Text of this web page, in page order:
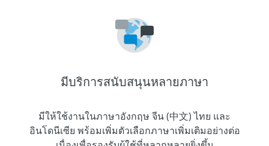
มีบริการสนับสนุนหลายภาษา
มีให้ใช้งานในภาษาอังกฤษ จีน (中文) ไทย และ
อินโดนีเซีย พร้อมเพิ่มตัวเลือกภาษาเพิ่มเติมอย่างต่อ